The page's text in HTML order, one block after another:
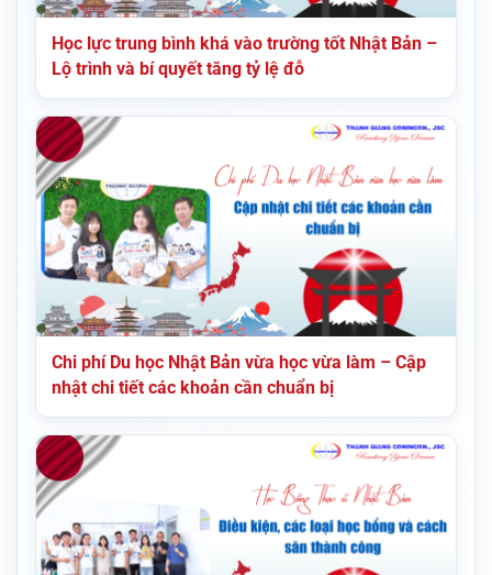
Học lực trung bình khá vào trường tốt Nhật Bản –
Lộ trình và bí quyết tăng tỷ lệ đỗ
Chi phí Du học Nhật Bản vừa học vừa làm – Cập
nhật chi tiết các khoản cần chuẩn bị